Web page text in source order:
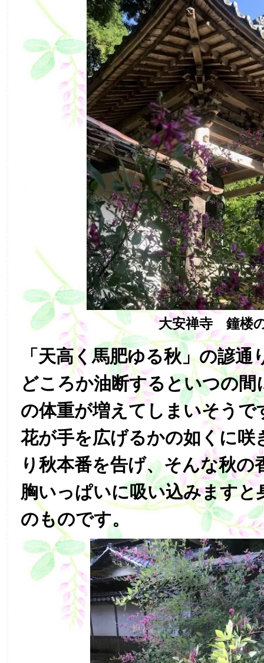
大安禅寺 鐘楼
「天高く馬肥ゆる秋」の諺
どころか油断するといつの間
の体重が増えてしまいそうで
花が手を広げるかの如くに咲
り秋本番を告げ、そんな秋の
胸いっぱいに吸い込みますと
のものです。